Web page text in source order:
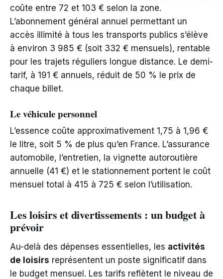
coûte entre 72 et 103 € selon la zone.
L’abonnement général annuel permettant un
accès illimité à tous les transports publics s’élève
à environ 3 985 € (soit 332 € mensuels), rentable
pour les trajets réguliers longue distance. Le demi-
tarif, à 191 € annuels, réduit de 50 % le prix de
chaque billet.
Le véhicule personnel
L’essence coûte approximativement 1,75 à 1,96 €
le litre, soit 5 % de plus qu’en France. L’assurance
automobile, l’entretien, la vignette autoroutière
annuelle (41 €) et le stationnement portent le coût
mensuel total à 415 à 725 € selon l’utilisation.
Les loisirs et divertissements : un budget à
prévoir
Au-delà des dépenses essentielles, les activités
de loisirs représentent un poste significatif dans
le budget mensuel. Les tarifs reflètent le niveau de